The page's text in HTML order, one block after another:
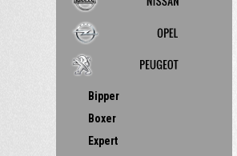
Bipper
Boxer
Expert